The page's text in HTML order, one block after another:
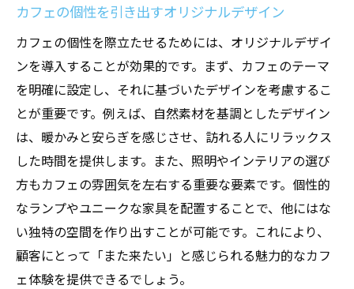
カフェの個性を引き出すオリジナルデザイン
カフェの個性を際立たせるためには、オリジナルデザイ
ンを導入することが効果的です。まず、カフェのテーマ
を明確に設定し、それに基づいたデザインを考慮するこ
とが重要です。例えば、自然素材を基調としたデザイン
は、暖かみと安らぎを感じさせ、訪れる人にリラックス
した時間を提供します。また、照明やインテリアの選び
方もカフェの雰囲気を左右する重要な要素です。個性的
なランプやユニークな家具を配置することで、他にはな
い独特の空間を作り出すことが可能です。これにより、
顧客にとって「また来たい」と感じられる魅力的なカフ
ェ体験を提供できるでしょう。